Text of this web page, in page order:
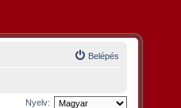
Belépés
Nyelv: